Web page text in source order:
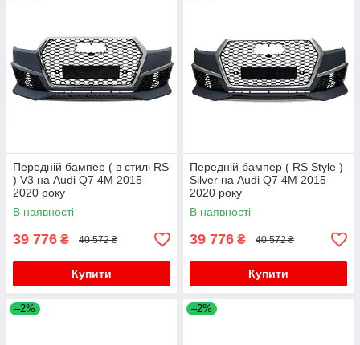
Передній бампер ( в стилі RS
) V3 на Audi Q7 4M 2015-
2020 року
В наявності
39 776 ₴ 40 572 ₴
Купити
Передній бампер ( RS Style )
Silver на Audi Q7 4M 2015-
2020 року
В наявності
39 776 ₴ 40 572 ₴
Купити
–2% –2%